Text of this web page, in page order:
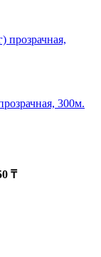
300м.
₸